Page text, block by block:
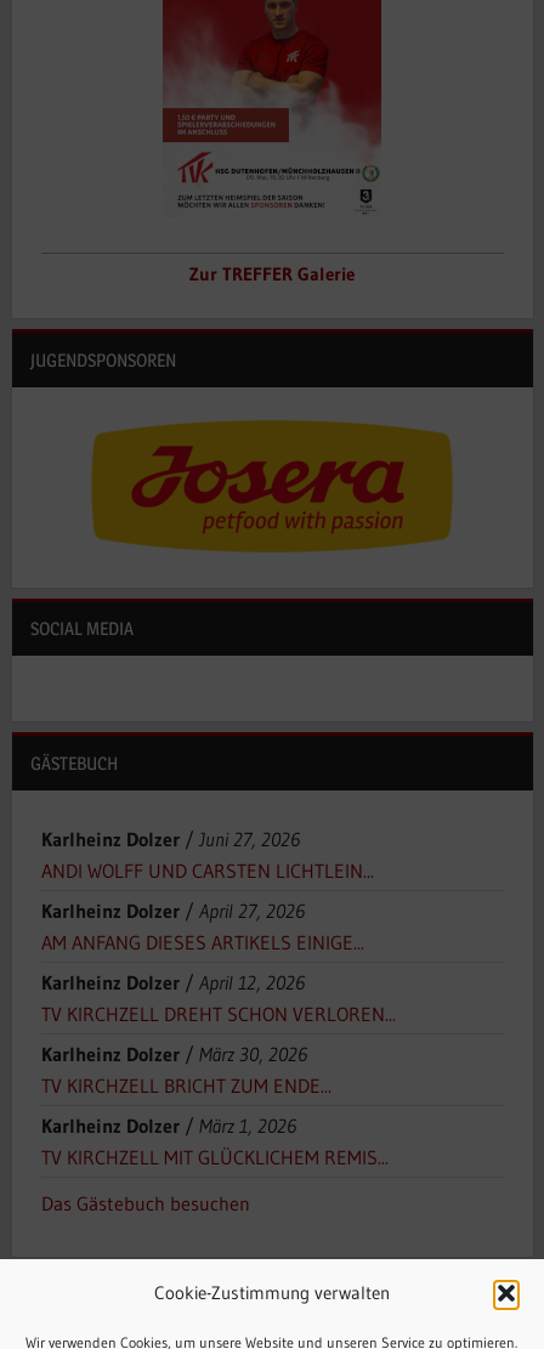
Cookie-Zustimmung verwalten
Wir verwenden Cookies, um unsere Website und unseren Service zu optimieren.
Zur TREFFER Galerie
JUGENDSPONSOREN
SOCIAL MEDIA
GÄSTEBUCH
Karlheinz Dolzer/ Juni 27, 2026
ANDI WOLFF UND CARSTEN LICHTLEIN...
Karlheinz Dolzer/ April 27, 2026
AM ANFANG DIESES ARTIKELS EINIGE...
Karlheinz Dolzer/ April 12, 2026
TV KIRCHZELL DREHT SCHON VERLOREN...
Karlheinz Dolzer/ März 30, 2026
TV KIRCHZELL BRICHT ZUM ENDE...
Karlheinz Dolzer/ März 1, 2026
TV KIRCHZELL MIT GLÜCKLICHEM REMIS...
Das Gästebuch besuchen